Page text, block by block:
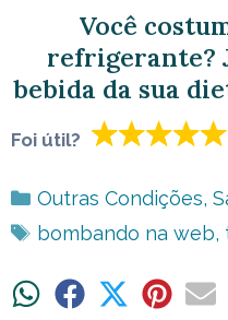
Você
refrigerante?
bebida da sua
Foi útil?
Categorias
Outras Condições,
Tags
bombando na web,
ShareShare ShareShare